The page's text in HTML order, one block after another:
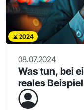
2024
08.07.2024
Was tun, bei
reales